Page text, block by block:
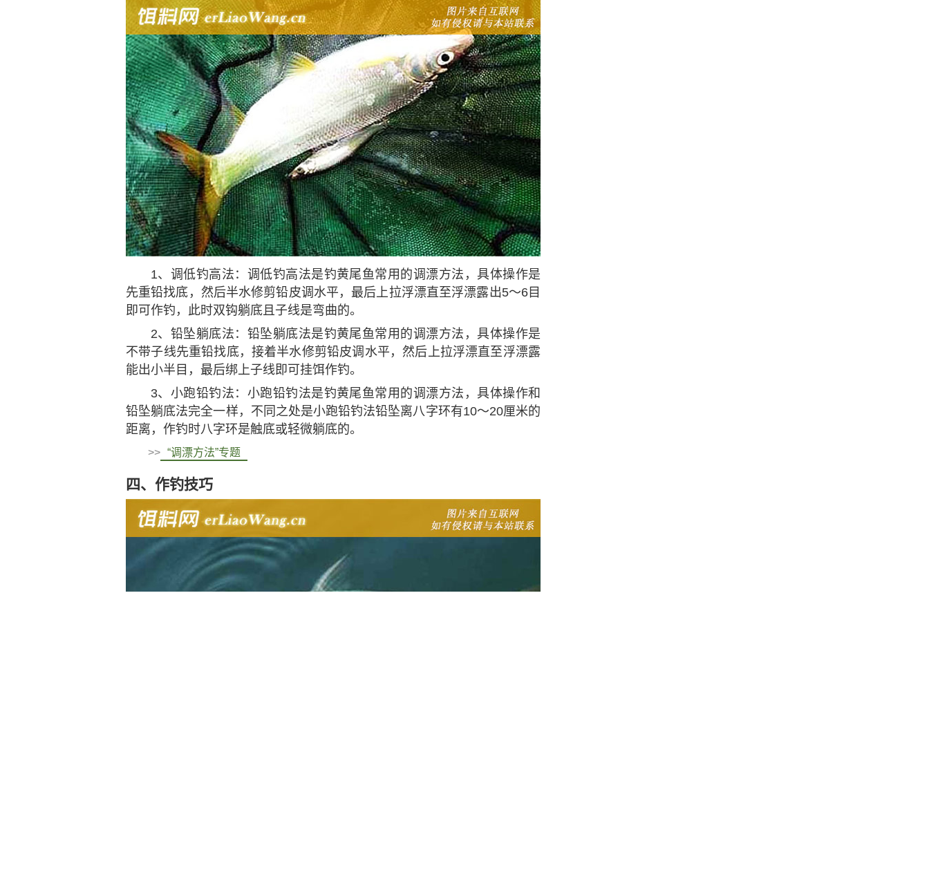
1、调低钓高法：调低钓高法是钓黄尾鱼常用的调漂方法，具体操作是
先重铅找底，然后半水修剪铅皮调水平，最后上拉浮漂直至浮漂露出5～6目
即可作钓，此时双钩躺底且子线是弯曲的。
2、铅坠躺底法：铅坠躺底法是钓黄尾鱼常用的调漂方法，具体操作是
不带子线先重铅找底，接着半水修剪铅皮调水平，然后上拉浮漂直至浮漂露
能出小半目，最后绑上子线即可挂饵作钓。
3、小跑铅钓法：小跑铅钓法是钓黄尾鱼常用的调漂方法，具体操作和
铅坠躺底法完全一样，不同之处是小跑铅钓法铅坠离八字环有10～20厘米的
距离，作钓时八字环是触底或轻微躺底的。
>> “调漂方法”专题
四、作钓技巧